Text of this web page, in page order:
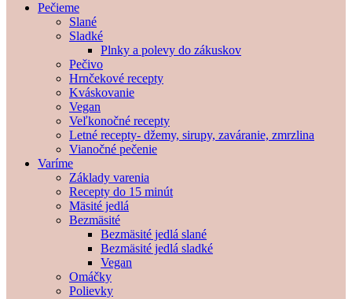
Pečieme
Slané
Sladké
Plnky a polevy do zákuskov
Pečivo
Hrnčekové recepty
Kváskovanie
Vegan
Veľkonočné recepty
Letné recepty- džemy, sirupy, zaváranie, zmrzlina
Vianočné pečenie
Varíme
Základy varenia
Recepty do 15 minút
Mäsité jedlá
Bezmäsité
Bezmäsité jedlá slané
Bezmäsité jedlá sladké
Vegan
Omáčky
Polievky